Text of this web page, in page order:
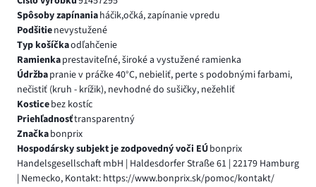
Spôsoby zapínaniaháčik,očká, zapínanie vpredu
Podšitienevystužené
Typ košíčkaodľahčenie
Ramienkaprestaviteľné, široké a vystužené ramienka
Údržbapranie v práčke 40°C, nebieliť, perte s podobnými farbami,
nečistiť (kruh - krížik), nevhodné do sušičky, nežehliť
Kosticebez kostíc
Priehľadnosťtransparentný
Značkabonprix
Hospodársky subjekt je zodpovedný voči EÚbonprix
Handelsgesellschaft mbH | Haldesdorfer Straße 61 | 22179 Hamburg
| Nemecko, Kontakt: https://www.bonprix.sk/pomoc/kontakt/